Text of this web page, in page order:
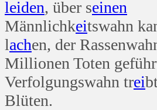
leiden, über seinen
Männlichkeitswahn
lachen, der
Millionen Toten
Verfolgungswahn trei
Blüten.